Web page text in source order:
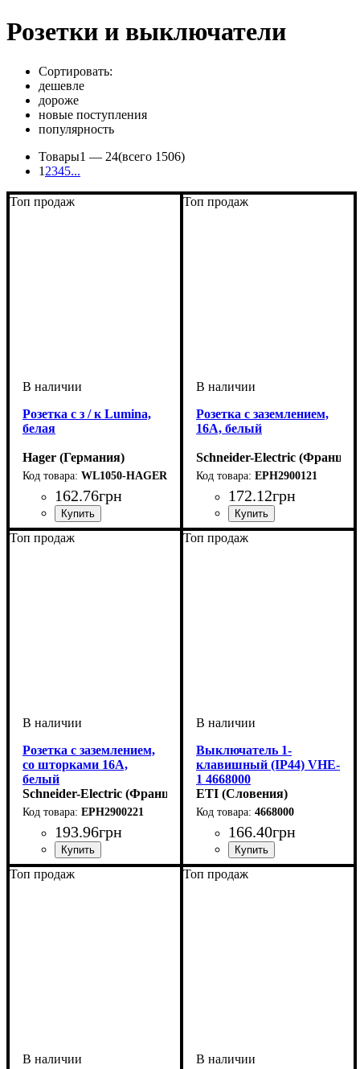
Розетки и выключатели
Сортировать:
дешевле
дороже
новые поступления
популярность
Товары1 — 24(всего 1506)
1 2345...
Топ продаж
Розетка с з / к Lumina,
белая
Hager (Германия)
WL1050-HAGER
162.76грн
Тип электрофурнитуры:
Розетки
Заземление: С зазмелением
Серия: Lumina
Цвет: Белый
Номинальный ток: 16А
Топ продаж
Розетка с заземлением,
16A, белый
Schneider-Electric (Франция)
EPH2900121
172.12грн
Тип электрофурнитуры:
Розетки
Серия: Asfora
Цвет: Белый
Топ продаж
Розетка с заземлением,
со шторками 16A,
белый
Schneider-Electric (Франция)
EPH2900221
193.96грн
Тип электрофурнитуры:
Розетки
Защитная шторка: Cо
шторками
Серия: Asfora
Цвет: Белый
Топ продаж
Выключатель 1-
клавишный (IP44) VHE-
1 4668000
ETI (Словения)
4668000
166.40грн
Тип электрофурнитуры:
Выключатели
Способ монтажа:
Накладной
Серия: Hermetics
Цвет: Белый
Топ продаж Топ продаж